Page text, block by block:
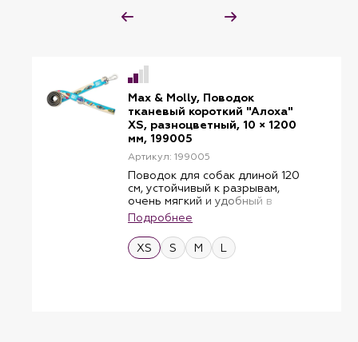
Max & Molly, Поводок
тканевый короткий "Алоха"
XS, разноцветный, 10 × 1200
мм, 199005
Артикул: 199005
Поводок для собак длиной 120
см, устойчивый к разрывам,
очень мягкий и удобный в
удержании благодаря
подкладке и быстросохнущему
неопрену сзади. Он идеально
подходит для того, чтобы вести
Подробнее
XS S M L